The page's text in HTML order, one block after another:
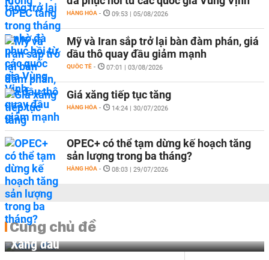
HÀNG HÓA - 09:53 | 05/08/2026
Mỹ và Iran sắp trở lại bàn đàm phán, giá
dầu thô quay đầu giảm mạnh
QUỐC TẾ - 07:01 | 03/08/2026
Giá xăng tiếp tục tăng
HÀNG HÓA - 14:24 | 30/07/2026
OPEC+ có thể tạm dừng kế hoạch tăng
sản lượng trong ba tháng?
HÀNG HÓA - 08:03 | 29/07/2026
Cùng chủ đề
Xăng dầu